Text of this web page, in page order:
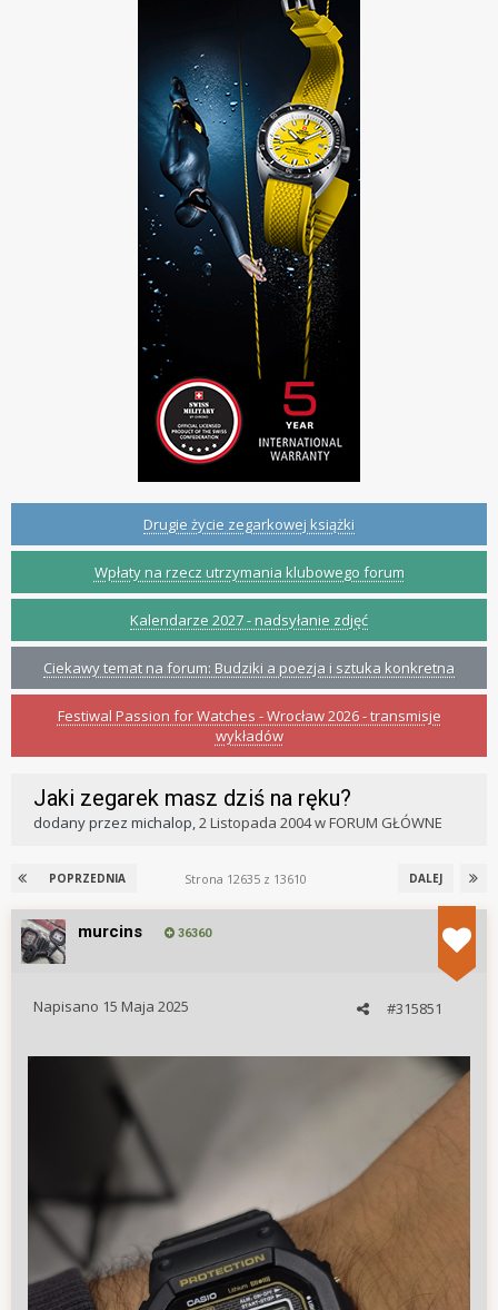
Drugie życie zegarkowej książki
Wpłaty na rzecz utrzymania klubowego forum
Kalendarze 2027 - nadsyłanie zdjęć
Ciekawy temat na forum: Budziki a poezja i sztuka konkretna
Festiwal Passion for Watches - Wrocław 2026 - transmisje
wykładów
Jaki zegarek masz dziś na ręku?
dodany przez michalop,2 Listopada 2004wFORUM GŁÓWNE
POPRZEDNIA DALEJ
Strona 12635 z 13610
murcins 36360
#315851
Napisano 15 Maja 2025